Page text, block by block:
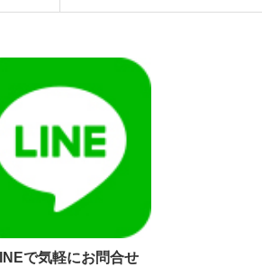
で気軽にお問合せ